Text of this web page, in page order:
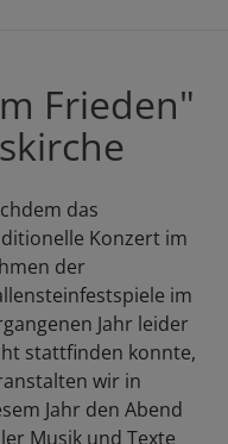
Frieden"
das
Konzert im
der
im
Jahr leider
stattfinden konnte,
wir in
Jahr den Abend
Musik und Texte